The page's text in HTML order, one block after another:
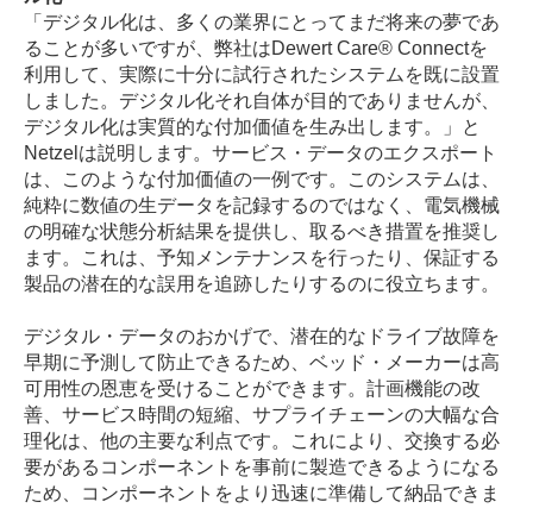
「デジタル化は、多くの業界にとってまだ将来の夢であ
ることが多いですが、弊社はDewert Care® Connectを
利用して、実際に十分に試行されたシステムを既に設置
しました。デジタル化それ自体が目的でありませんが、
デジタル化は実質的な付加価値を生み出します。」と
Netzelは説明します。サービス・データのエクスポート
は、このような付加価値の一例です。このシステムは、
純粋に数値の生データを記録するのではなく、電気機械
の明確な状態分析結果を提供し、取るべき措置を推奨し
ます。これは、予知メンテナンスを行ったり、保証する
製品の潜在的な誤用を追跡したりするのに役立ちます。
デジタル・データのおかげで、潜在的なドライブ故障を
早期に予測して防止できるため、ベッド・メーカーは高
可用性の恩恵を受けることができます。計画機能の改
善、サービス時間の短縮、サプライチェーンの大幅な合
理化は、他の主要な利点です。これにより、交換する必
要があるコンポーネントを事前に製造できるようになる
ため、コンポーネントをより迅速に準備して納品できま